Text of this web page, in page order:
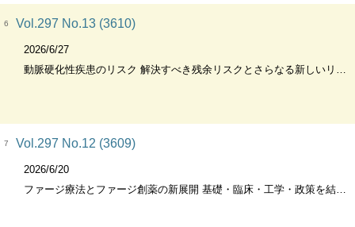
6 Vol.297 No.13 (3610)
2026/6/27
動脈硬化性疾患のリスク 解決すべき残余リスクとさらなる新しいリスク要因
7 Vol.297 No.12 (3609)
2026/6/20
ファージ療法とファージ創薬の新展開 基礎・臨床・工学・政策を結ぶ総合レビュー